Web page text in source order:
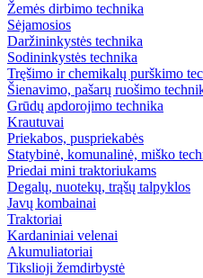
Žemės dirbimo technika
Sėjamosios
Daržininkystės technika
Sodininkystės technika
Tręšimo ir chemikalų purškimo
Šienavimo, pašarų ruošimo
Grūdų apdorojimo technika
Krautuvai
Priekabos, puspriekabės
Statybinė, komunalinė, miško
Priedai mini traktoriukams
Degalų, nuotekų, trąšų talpyklos
Javų kombainai
Traktoriai
Kardaniniai velenai
Akumuliatoriai
Tikslioji žemdirbystė